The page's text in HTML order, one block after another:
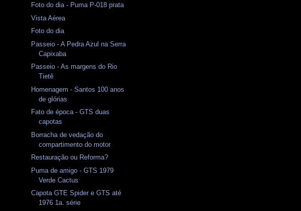
Foto do dia - Puma P-018 prata
Vista Aérea
Foto do dia
Passeio - A Pedra Azul na Serra
Capixaba
Passeio - As margens do Rio
Tietê
Homenagem - Santos 100 anos
de glórias
Fato de época - GTS duas
capotas
Borracha de vedação do
compartimento do motor
Restauração ou Reforma?
Puma de amigo - GTS 1979
Verde Cactus
Capota GTE Spider e GTS até
1976 1a. série